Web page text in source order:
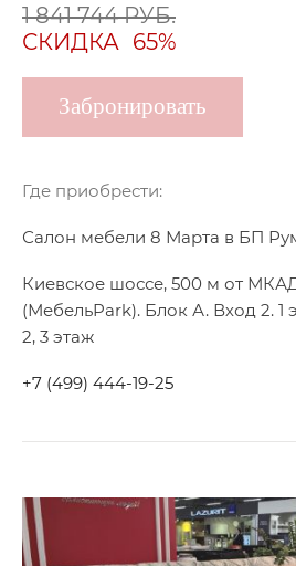
1 841 744 РУБ.
СКИДКА 65%
Забронировать
Где приобрести:
Салон мебели 8 Марта в БП
Киевское шоссе, 500 м от
(МебельPark). Блок А. Вход 2. 1
2, 3 этаж
+7 (499) 444-19-25